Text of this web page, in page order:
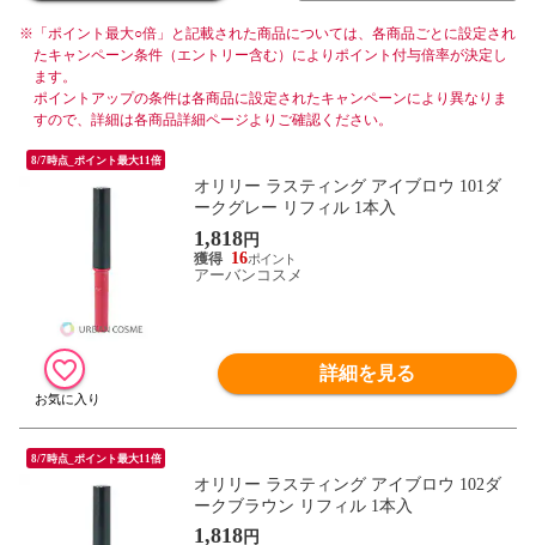
※ 「ポイント最大○倍」と記載された商品については、各商品ごとに設定され
たキャンペーン条件（エントリー含む）によりポイント付与倍率が決定し
ます。
ポイントアップの条件は各商品に設定されたキャンペーンにより異なりま
すので、詳細は各商品詳細ページよりご確認ください。
8/7時点_ポイント最大11倍
オリリー ラスティング アイブロウ 101ダ
ークグレー リフィル 1本入
1,818円
16
アーバンコスメ
詳細を見る
8/7時点_ポイント最大11倍
オリリー ラスティング アイブロウ 102ダ
ークブラウン リフィル 1本入
1,818円